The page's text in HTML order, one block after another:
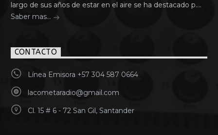
largo de sus años de estar en el aire se ha destacado p....
Saber mas...
CONTACTO
Línea Emisora +57 304 587 0664
lacometaradio@gmail.com
Cl. 15 # 6 - 72 San Gil, Santander